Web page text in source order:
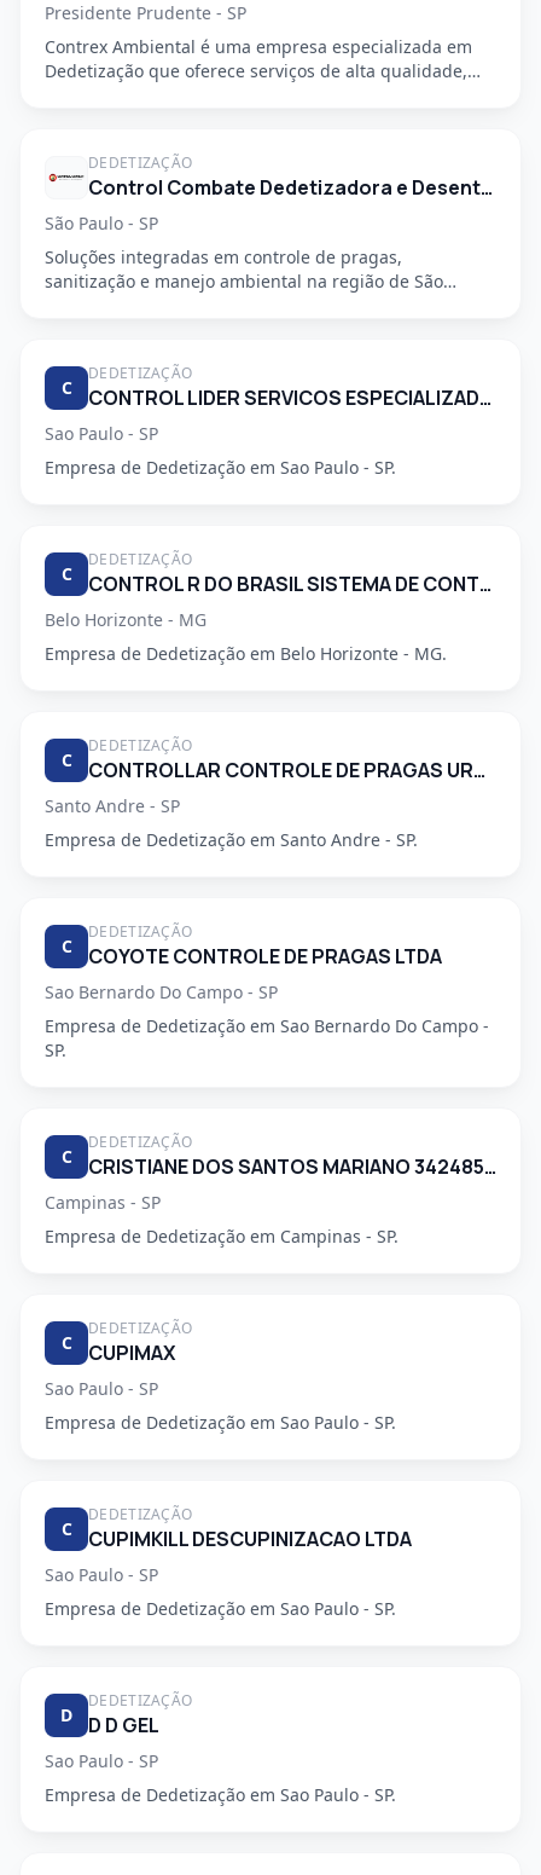
Presidente Prudente - SP
Contrex Ambiental é uma empresa especializada em
Dedetização que oferece serviços de alta qualidade,
DEDETIZAÇÃO
Control Combate Dedetizadora e Desentupidora
São Paulo - SP
Soluções integradas em controle de pragas,
sanitização e manejo ambiental na região de São
C
DEDETIZAÇÃO
CONTROL LIDER SERVICOS ESPECIALIZADOS LTDA
Sao Paulo - SP
Empresa de Dedetização em Sao Paulo - SP.
C
DEDETIZAÇÃO
CONTROL R DO BRASIL SISTEMA DE CONTROLE AMBIENTAL LTDA
Belo Horizonte - MG
Empresa de Dedetização em Belo Horizonte - MG.
C
DEDETIZAÇÃO
CONTROLLAR CONTROLE DE PRAGAS URBANAS
Santo Andre - SP
Empresa de Dedetização em Santo Andre - SP.
C
DEDETIZAÇÃO
COYOTE CONTROLE DE PRAGAS LTDA
Sao Bernardo Do Campo - SP
Empresa de Dedetização em Sao Bernardo Do Campo -
SP.
C
DEDETIZAÇÃO
CRISTIANE DOS SANTOS MARIANO 34248553830
Campinas - SP
Empresa de Dedetização em Campinas - SP.
C
DEDETIZAÇÃO
CUPIMAX
Sao Paulo - SP
Empresa de Dedetização em Sao Paulo - SP.
C
DEDETIZAÇÃO
CUPIMKILL DESCUPINIZACAO LTDA
Sao Paulo - SP
Empresa de Dedetização em Sao Paulo - SP.
D
DEDETIZAÇÃO
D D GEL
Sao Paulo - SP
Empresa de Dedetização em Sao Paulo - SP.